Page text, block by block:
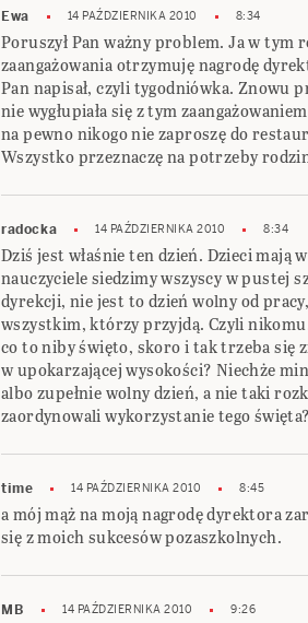
Ewa 14 PAŹDZIERNIKA 2010 8:34
Poruszył Pan ważny problem. Ja w
zaangażowania otrzymuję nagrodę
Pan napisał, czyli tygodniówka. Znowu
nie wygłupiała się z tym
na pewno nikogo nie zaproszę do
Wszystko przeznaczę na potrzeby
radocka 14 PAŹDZIERNIKA 2010 8:34
Dziś jest właśnie ten dzień. Dzieci mają
nauczyciele siedzimy wszyscy w pustej
dyrekcji, nie jest to dzień wolny od
wszystkim, którzy przyjdą. Czyli
co to niby święto, skoro i tak trzeba się
w upokarzającej wysokości? Niechże
albo zupełnie wolny dzień, a nie taki
zaordynowali wykorzystanie tego święta?
time 14 PAŹDZIERNIKA 2010 8:45
a mój mąż na moją nagrodę dyrektora
się z moich sukcesów pozaszkolnych.
MB 14 PAŹDZIERNIKA 2010 9:26